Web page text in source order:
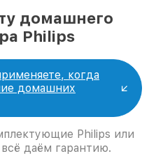
домашнего
Philips
когда
домашних
Philips или
даём гарантию.